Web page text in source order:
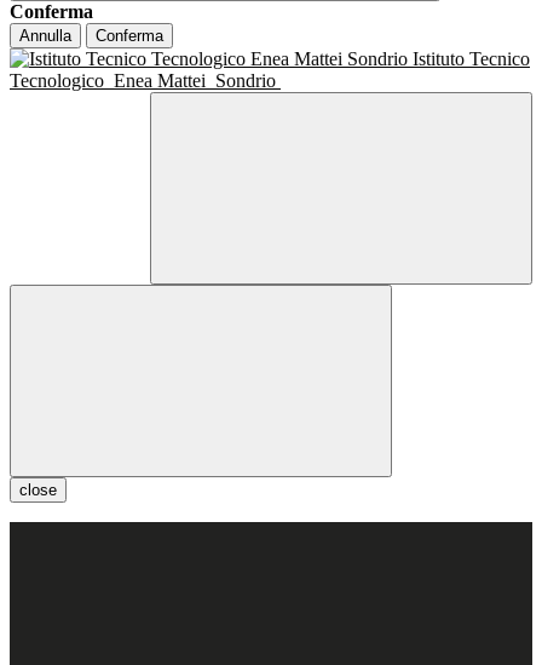
Conferma
Annulla Conferma
Istituto Tecnico
Tecnologico Enea Mattei Sondrio
close